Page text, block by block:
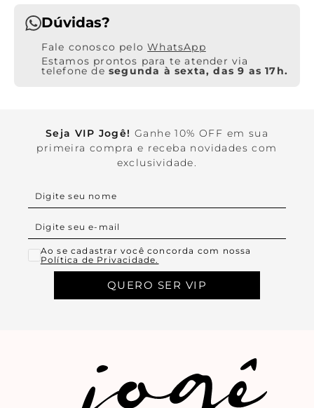
Dúvidas?
WhatsApp
Estamos prontos para te atender via
telefone de segunda à sexta, das 9 as 17h.
Seja VIP Jogê! Ganhe 10% OFF em sua
primeira compra e receba novidades com
exclusividade.
Ao se cadastrar você concorda com nossa
Política de Privacidade.
QUERO SER VIP